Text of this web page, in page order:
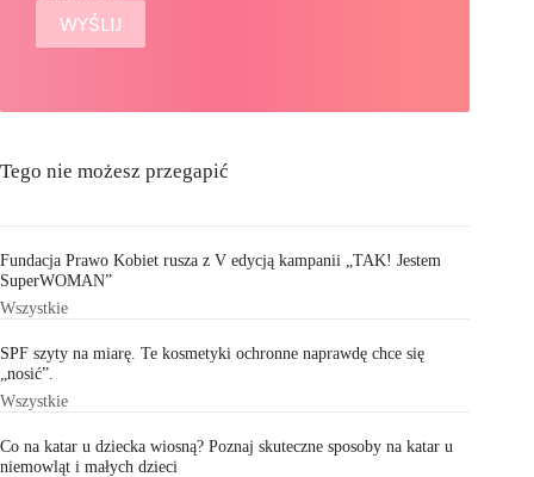
Tego nie możesz przegapić
Fundacja Prawo Kobiet rusza z V edycją kampanii „TAK! Jestem
SuperWOMAN”
Wszystkie
SPF szyty na miarę. Te kosmetyki ochronne naprawdę chce się
„nosić”.
Wszystkie
Co na katar u dziecka wiosną? Poznaj skuteczne sposoby na katar u
niemowląt i małych dzieci